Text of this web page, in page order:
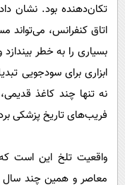
تکان‌دهنده بود. نشان
اتاق کنفرانس،
بسیاری را به خطر
ابزاری برای سودجویی
نه تنها چند کاغذ
فریب‌های تاریخ پزشکی
واقعیت تلخ این است
معاصر و همین چند